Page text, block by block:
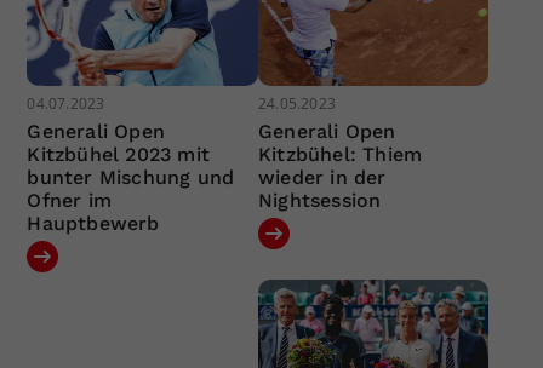
04.07.2023
Generali Open
Kitzbühel 2023 mit
bunter Mischung und
Ofner im
Hauptbewerb
24.05.2023
Generali Open
Kitzbühel: Thiem
wieder in der
Nightsession